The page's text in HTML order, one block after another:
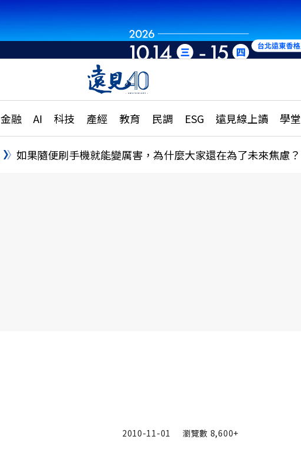
金融 AI 科技 產經 教育 民調 ESG 遠見線上讀 學堂
國際
特輯
大學升學、職涯攻略
縣市施政調查全解析
更多訂閱方案
如果隨便刷手機就能變厲害，為什麼大家還在為了未來焦慮？
2010-11-01 瀏覽數 8,600+